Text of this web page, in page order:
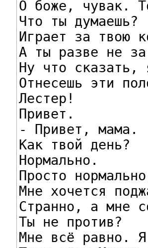
О боже, чувак.
Что ты думаешь?
Играет за твою
А ты разве не
Ну что сказать,
Отнесешь эти
Лестер!
Привет.
- Привет, мама.
Как твой день?
Нормально.
Просто
Мне хочется
Странно, а мне
Ты не против?
Мне всё равно.